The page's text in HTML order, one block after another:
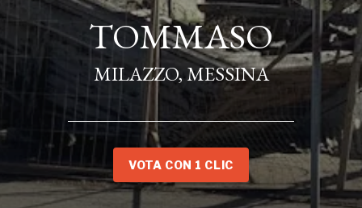
TOMMASO
MILAZZO, MESSINA
VOTA CON 1 CLIC
MILAZZO, MESSINA